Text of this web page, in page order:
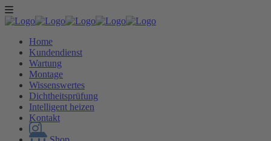
Home
Kundendienst
Wartung
Montage
Wissenswertes
Dichtheitsprüfung
Intelligent heizen
Kontakt